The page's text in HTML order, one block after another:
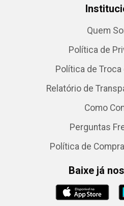
Quem
Política de
Política de
Relatório de
Como
Perguntas
Política de
Baixe já